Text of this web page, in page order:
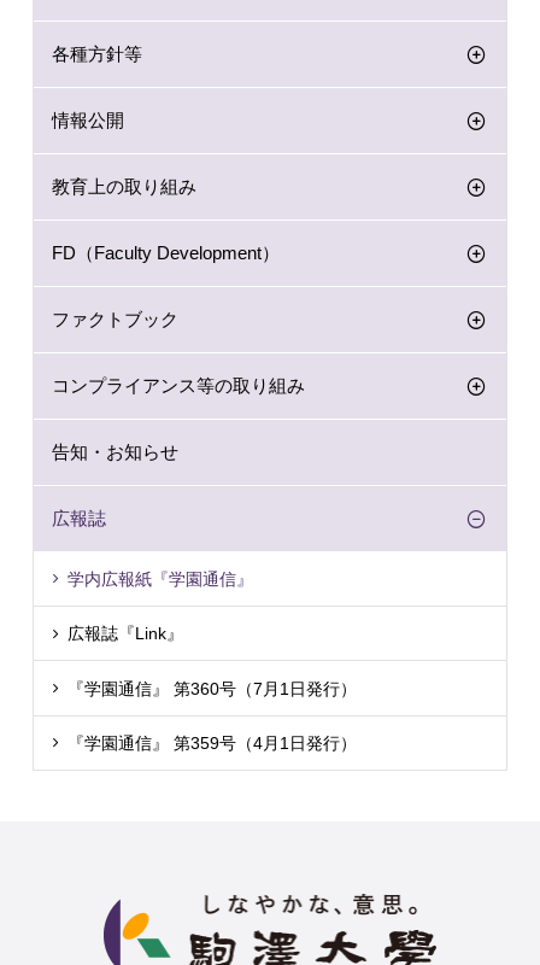
各種方針等
情報公開
教育上の取り組み
FD（Faculty Development）
ファクトブック
コンプライアンス等の取り組み
告知・お知らせ
広報誌
学内広報紙『学園通信』
広報誌『Link』
『学園通信』 第360号（7月1日発行）
『学園通信』 第359号（4月1日発行）